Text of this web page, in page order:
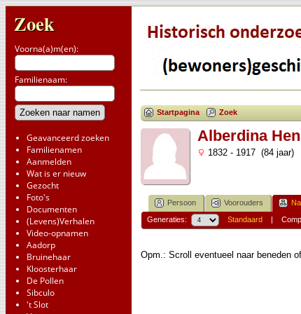
Zoek
Voorna(a)m(en):
Familienaam:
Geavanceerd zoeken
Familienamen
Aanmelden
Wat is er nieuw
Gezocht
Foto's
Documenten
(Levens)Verhalen
Video-opnamen
Aadorp
Bruinehaar
Kloosterhaar
De Pollen
Sibculo
't Slot
Startpagina Zoek
Alberdina
1832 - 1917 (84 jaar)
Persoon Voorouders
Generaties: Standaard|
Opm.: Scroll eventueel naar beneden